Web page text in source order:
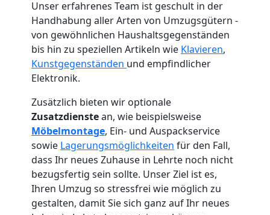
Unser erfahrenes Team ist geschult in der
Handhabung aller Arten von Umzugsgütern -
von gewöhnlichen Haushaltsgegenständen
bis hin zu speziellen Artikeln wie Klavieren,
Kunstgegenständen und empfindlicher
Elektronik.
Zusätzlich bieten wir optionale
Zusatzdienstean, wie beispielsweise
Möbelmontage, Ein- und Auspackservice
sowie Lagerungsmöglichkeiten für den Fall,
dass Ihr neues Zuhause in Lehrte noch nicht
bezugsfertig sein sollte. Unser Ziel ist es,
Ihren Umzug so stressfrei wie möglich zu
gestalten, damit Sie sich ganz auf Ihr neues